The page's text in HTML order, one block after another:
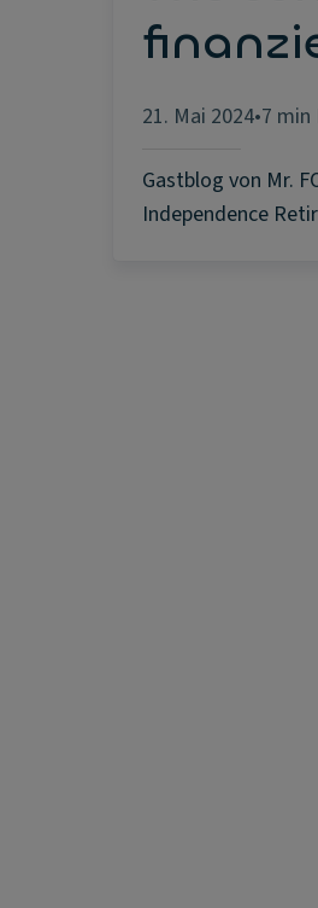
21. Mai 2024•7 min
Gastblog von Mr.
Independence